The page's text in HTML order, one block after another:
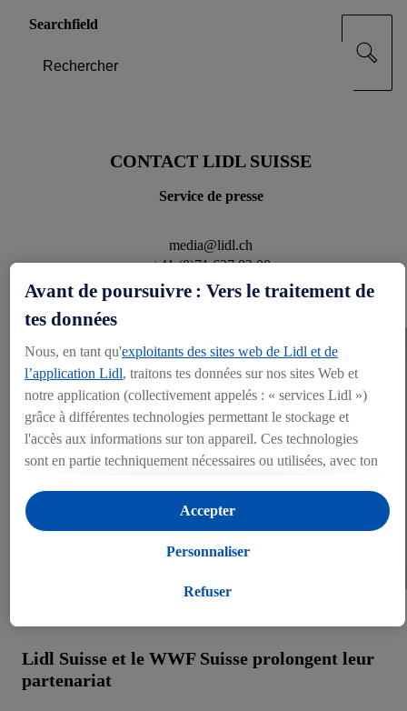
Searchfield
CONTACT LIDL SUISSE
Service de presse
media@lidl.ch
+41 (0)71 627 82 00
PRESS RELEASES
Lidl Suisse et le WWF Suisse prolongent leur
partenariat
Avant de poursuivre : Vers le traitement de
tes données
Nous, en tant qu'exploitants des sites web de Lidl et de
l’application Lidl, traitons tes données sur nos sites Web et
notre application (collectivement appelés : « services Lidl »)
grâce à différentes technologies permettant le stockage et
l'accès aux informations sur ton appareil. Ces technologies
sont en partie techniquement nécessaires ou utilisées, avec ton
statistiques ou la publicité personnalisée à l'intérieur et à
l'extérieur des services Lidl. Si tu es membre du programme
Lidl Plus, des données relatives à ton comportement d'achat en
Sous « Personnaliser », tu peux autoriser certaines finalités
En cliquant sur « Refuser », tu as la possibilité d’autoriser
uniquement l'utilisation des technologies nécessaires. En
Refuser
Personnaliser
Accepter